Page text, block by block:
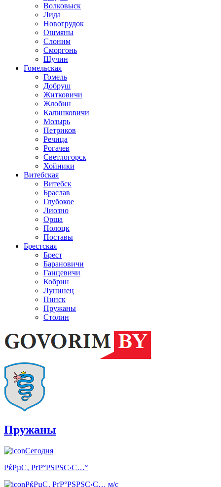
Волковыск
Лида
Новогрудок
Ошмяны
Слоним
Сморгонь
Щучин
Гомельская
Гомель
Добруш
Житковичи
Жлобин
Калинковичи
Мозырь
Петриков
Речица
Рогачев
Светлогорск
Хойники
Витебская
Витебск
Браслав
Глубокое
Лиозно
Орша
Полоцк
Поставы
Брестская
Брест
Барановичи
Ганцевичи
Кобрин
Лунинец
Пинск
Пружаны
Столин
Пружаны
Сегодня
РќРµС‚ РґР°РЅРЅС‹С…°
РќРµС‚ РґР°РЅРЅС‹С… м/с